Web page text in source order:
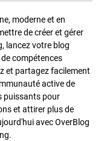
moderne et en
de créer et gérer
lancez votre blog
compétences
et partagez facilement
active de
puissants pour
et attirer plus de
avec OverBlog